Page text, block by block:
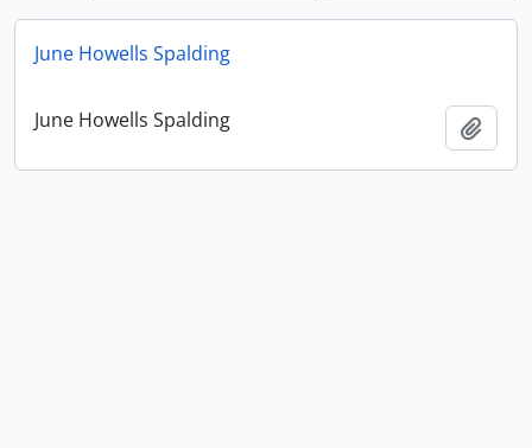
June Howells Spalding
June Howells Spalding